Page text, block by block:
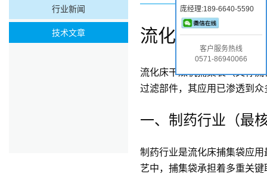
行业新闻
技术文章
流化床干燥机
流化床干燥机捕集袋（又称
过滤部件，其应用已渗透到
一、制药行业（最
制药行业是流化床捕集袋应
艺中，捕集袋承担着多重关键
庞经理:189-6640-5590
客户服务热线
0571-86940066